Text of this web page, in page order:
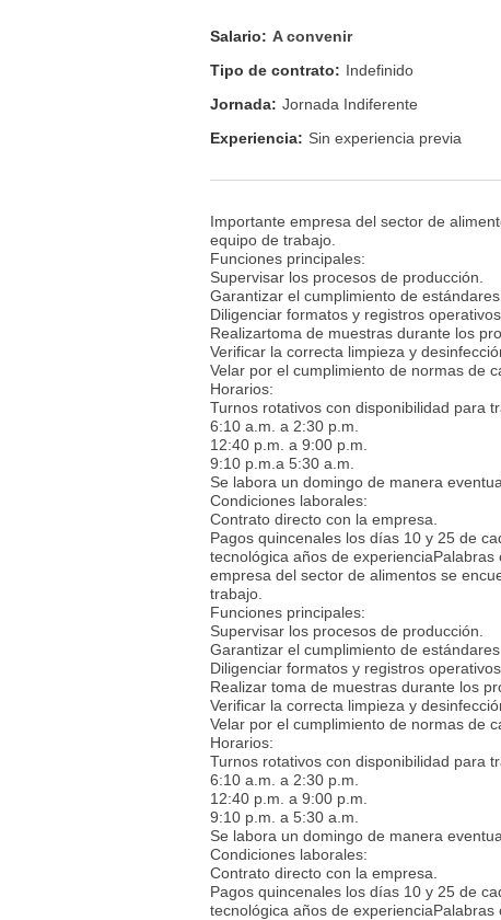
Salario: A convenir
Tipo de contrato: Indefinido
Jornada: Jornada Indiferente
Experiencia: Sin experiencia previa
Importante empresa del sector de
equipo de trabajo.
Funciones principales:
Supervisar los procesos de producción.
Garantizar el cumplimiento de estándares
Diligenciar formatos y registros operativos.
Realizartoma de muestras durante los
Verificar la correcta limpieza y
Velar por el cumplimiento de normas de
Horarios:
Turnos rotativos con disponibilidad para
6:10 a.m. a 2:30 p.m.
12:40 p.m. a 9:00 p.m.
9:10 p.m.a 5:30 a.m.
Se labora un domingo de manera
Condiciones laborales:
Contrato directo con la empresa.
Pagos quincenales los días 10 y 25 de
tecnológica años de
empresa del sector de alimentos se
trabajo.
Funciones principales:
Supervisar los procesos de producción.
Garantizar el cumplimiento de estándares
Diligenciar formatos y registros operativos.
Realizar toma de muestras durante los
Verificar la correcta limpieza y
Velar por el cumplimiento de normas de
Horarios:
Turnos rotativos con disponibilidad para
6:10 a.m. a 2:30 p.m.
12:40 p.m. a 9:00 p.m.
9:10 p.m. a 5:30 a.m.
Se labora un domingo de manera
Condiciones laborales:
Contrato directo con la empresa.
Pagos quincenales los días 10 y 25 de
tecnológica años de